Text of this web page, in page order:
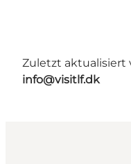
Zuletzt aktualisiert
info@visitlf.dk